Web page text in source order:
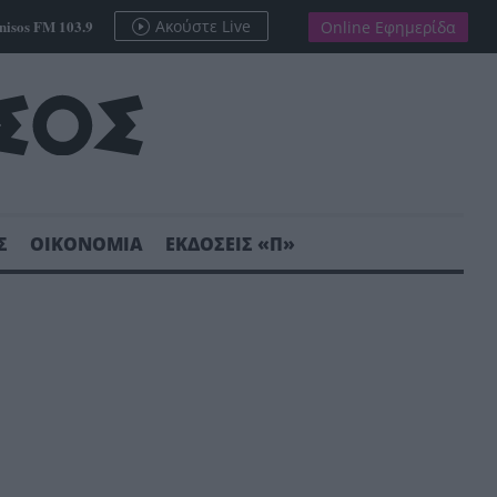
FM 103.9 Ακούστε Live Online Εφημερίδα
ΟΙΚΟΝΟΜΙΑ ΕΚΔΟΣΕΙΣ «Π»